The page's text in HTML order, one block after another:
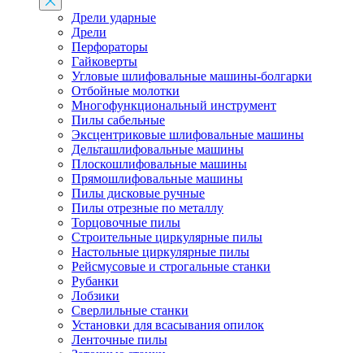
Дрели ударные
Дрели
Перфораторы
Гайковерты
Угловые шлифовальные машины-болгарки
Отбойные молотки
Многофункциональный инструмент
Пилы сабельные
Эксцентриковые шлифовальные машины
Дельташлифовальные машины
Плоскошлифовальные машины
Прямошлифовальные машины
Пилы дисковые ручные
Пилы отрезные по металлу
Торцовочные пилы
Строительные циркулярные пилы
Настольные циркулярные пилы
Рейсмусовые и строгальные станки
Рубанки
Лобзики
Сверлильные станки
Установки для всасывания опилок
Ленточные пилы